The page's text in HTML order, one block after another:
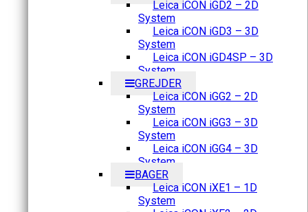
Leica iCON iGD2 – 2D
System
Leica iCON iGD3 – 3D
System
Leica iCON iGD4SP – 3D
System
GREJDER
Leica iCON iGG2 – 2D
System
Leica iCON iGG3 – 3D
System
Leica iCON iGG4 – 3D
System
BAGER
Leica iCON iXE1 – 1D
System